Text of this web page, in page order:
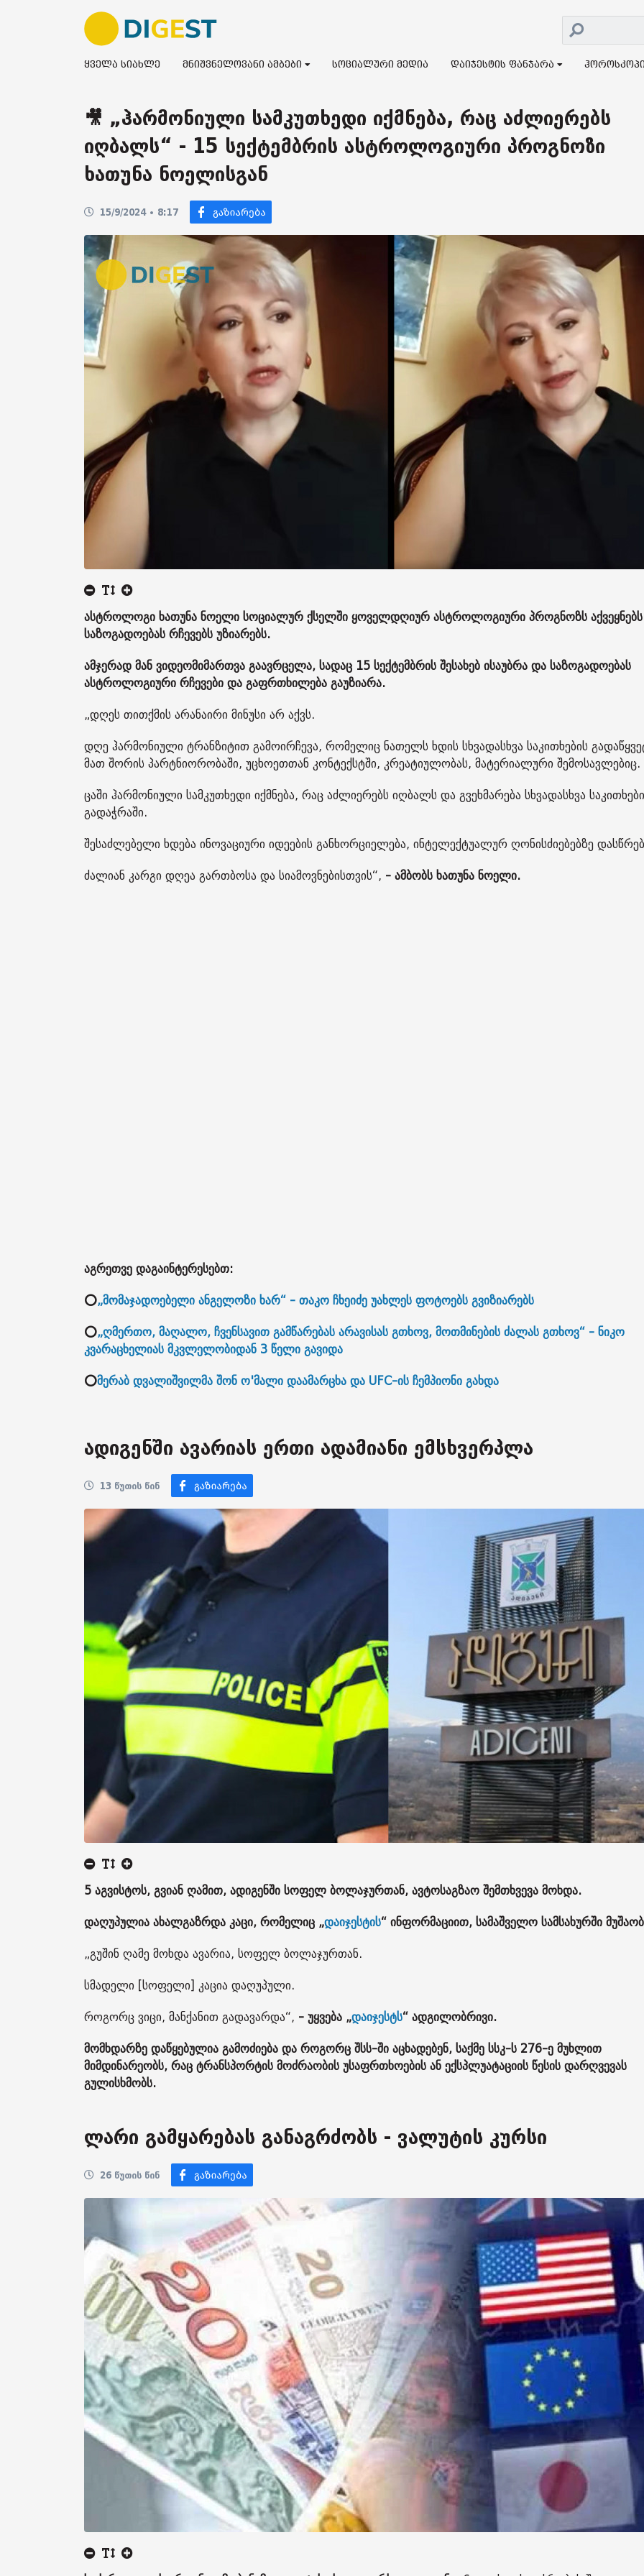
ყველა სიახლე მნიშვნელოვანი ამბები სოციალური მედია დაიჯესტის ფანჯარა
🎥 „ჰარმონიული სამკუთხედი იქმნება, რაც აძლიერებს
იღბალს“ - 15 სექტემბრის ასტროლოგიური პროგნოზი
ხათუნა ნოელისგან
15/9/2024 • 8:17
ასტროლოგი ხათუნა ნოელი სოციალურ ქსელში ყოველდღიურ ასტროლოგიური პროგნოზს
საზოგადოებას რჩევებს უზიარებს.
ამჯერად მან ვიდეომიმართვა გაავრცელა, სადაც 15 სექტემბრის შესახებ ისაუბრა და საზოგადოებას
ასტროლოგიური რჩევები და გაფრთხილება გაუზიარა.
„დღეს თითქმის არანაირი მინუსი არ აქვს.
დღე ჰარმონიული ტრანზიტით გამოირჩევა, რომელიც ნათელს ხდის სხვადასხვა საკითხების
მათ შორის პარტნიორობაში, უცხოეთთან კონტექსტში, კრეატიულობას, მატერიალური შემოსავლებიც.
ცაში ჰარმონიული სამკუთხედი იქმნება, რაც აძლიერებს იღბალს და გვეხმარება სხვადასხვა
გადაჭრაში.
შესაძლებელი ხდება ინოვაციური იდეების განხორციელება, ინტელექტუალურ ღონისძიებებზე
ძალიან კარგი დღეა გართბოსა და სიამოვნებისთვის“, - ამბობს ხათუნა ნოელი.
აგრეთვე დაგაინტერესებთ:
⭕„მომაჯადოებელი ანგელოზი ხარ“ - თაკო ჩხეიძე უახლეს ფოტოებს გვიზიარებს
⭕„ღმერთო, მაღალო, ჩვენსავით გამწარებას არავისას გთხოვ, მოთმინების ძალას გთხოვ“ - ნიკო
კვარაცხელიას მკვლელობიდან 3 წელი გავიდა
⭕მერაბ დვალიშვილმა შონ ო'მალი დაამარცხა და UFC-ის ჩემპიონი გახდა
ადიგენში ავარიას ერთი ადამიანი ემსხვერპლა
13 წუთის წინ
5 აგვისტოს, გვიან ღამით, ადიგენში სოფელ ბოლაჯურთან, ავტოსაგზაო შემთხვევა მოხდა.
დაღუპულია ახალგაზრდა კაცი, რომელიც „დაიჯესტის“ ინფორმაციით, სამაშველო სამსახურში
„გუშინ ღამე მოხდა ავარია, სოფელ ბოლაჯურთან.
სმადელი [სოფელი] კაცია დაღუპული.
როგორც ვიცი, მანქანით გადავარდა“, - უყვება „დაიჯესტს“ ადგილობრივი.
მომხდარზე დაწყებულია გამოძიება და როგორც შსს-ში აცხადებენ, საქმე სსკ-ს 276-ე მუხლით
მიმდინარეობს, რაც ტრანსპორტის მოძრაობის უსაფრთხოების ან ექსპლუატაციის წესის დარღვევას
გულისხმობს.
ლარი გამყარებას განაგრძობს - ვალუტის კურსი
26 წუთის წინ